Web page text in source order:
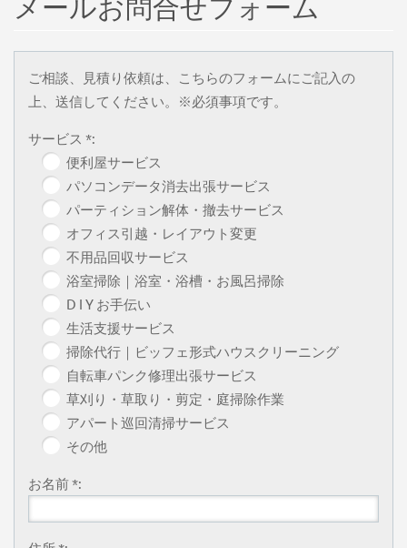
ご相談、見積り依頼は、こちらのフォームにご記入の
上、送信してください。※必須事項です。
サービス *:
便利屋サービス
パソコンデータ消去出張サービス
パーティション解体・撤去サービス
オフィス引越・レイアウト変更
不用品回収サービス
浴室掃除｜浴室・浴槽・お風呂掃除
D I Y お手伝い
生活支援サービス
掃除代行｜ビッフェ形式ハウスクリーニング
自転車パンク修理出張サービス
草刈り・草取り・剪定・庭掃除作業
アパート巡回清掃サービス
その他
お名前 *: